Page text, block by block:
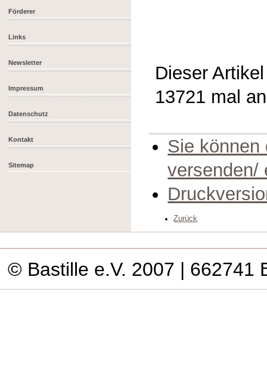
Förderer
Links
Newsletter
Impressum
Datenschutz
Kontakt
Sitemap
Dieser
13721 mal
Sie können
versenden/
Zurück
© Bastille e.V. 2007 | 662741